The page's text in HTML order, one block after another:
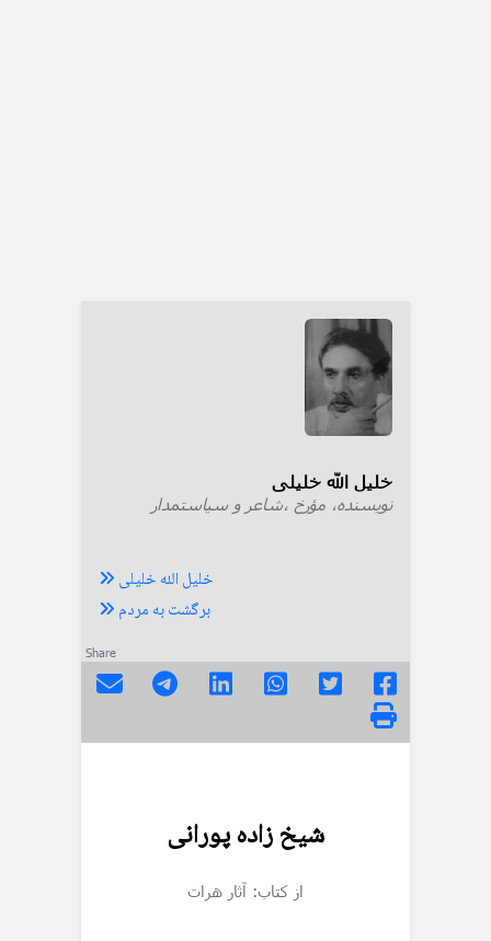
خلیل الله خلیلی
نویسنده، مؤرخ ،شاعر و سیاستمدار
خلیل الله خلیلی
برگشت به مردم
Share
شیخ زاده پورانی
از کتاب: آثار هرات